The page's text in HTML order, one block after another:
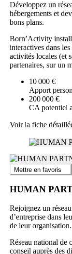
Développez un
hébergements et
bons plans.
Born’Activity
interactives dans
activités locales (et
partenaires, sur un
10 000 €
Apport
200 000 €
CA potentiel
Voir la fiche
Mettre en favoris
HUMAN
Rejoignez un
d’entreprise dans
de leur organisation.
Réseau national de
conseil auprès des